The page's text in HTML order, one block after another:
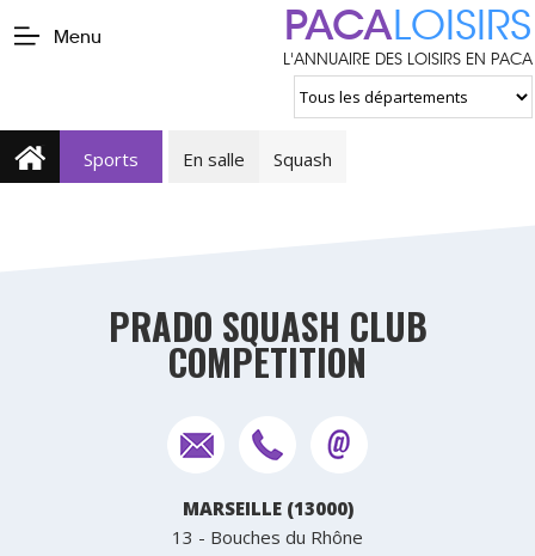
Menu PACALOISIRS
L'ANNUAIRE DES LOISIRS EN PACA
Sports En salle Squash
PRADO SQUASH CLUB
COMPETITION
MARSEILLE (13000)
13 - Bouches du Rhône